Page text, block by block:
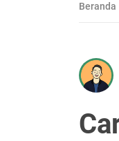
Beranda